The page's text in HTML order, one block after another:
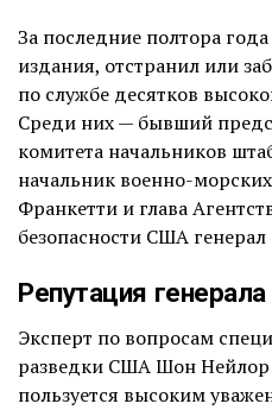
За последние полтора
издания, отстранил или
по службе десятков
Среди них — бывший
комитета начальников
начальник военно-
Франкетти и глава
безопасности США
Репутация генерала
Эксперт по вопросам
разведки США Шон Нейлор
пользуется высоким